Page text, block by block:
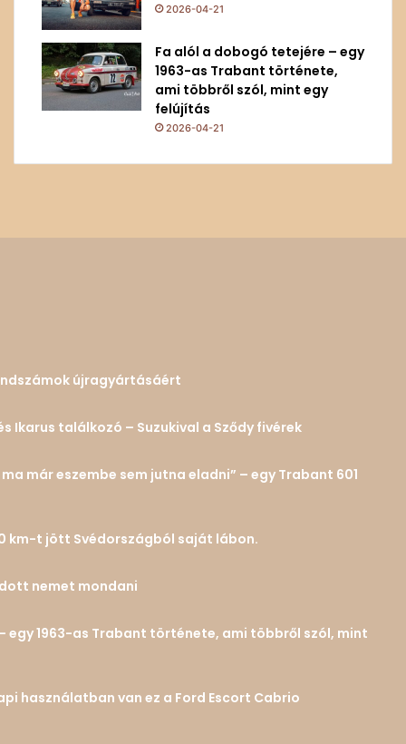
2026-04-21
Fa alól a dobogó tetejére – egy
1963-as Trabant története,
ami többről szól, mint egy
felújítás
2026-04-21
újragyártásáért
Ikarus találkozó – Suzukival a Sződy fivérek
már eszembe sem jutna eladni” – egy Trabant 601
km-t jött Svédországból saját lábon.
nemet mondani
egy 1963-as Trabant története, ami többről szól, mint
használatban van ez a Ford Escort Cabrio